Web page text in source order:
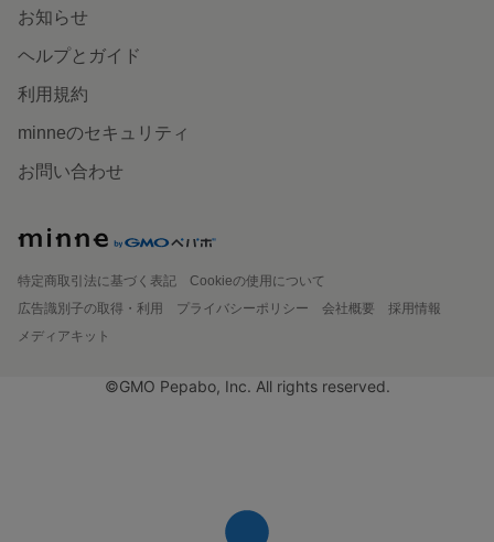
お知らせ
ヘルプとガイド
利用規約
minneのセキュリティ
お問い合わせ
特定商取引法に基づく表記
Cookieの使用について
広告識別子の取得・利用
プライバシーポリシー 会社概要
採用情報
メディアキット
©GMO Pepabo, Inc. All rights reserved.